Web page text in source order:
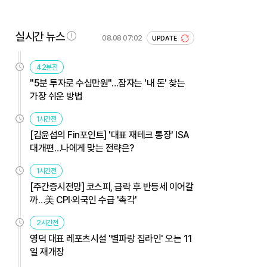
실시간 뉴스 08.08 07:02 UPDATE
42분전
"5분 투자로 수십만원"…잠자는 '내 돈' 찾는
가장 쉬운 방법
1시간전
[김윤섭의 Fin포인트] '대표 재테크 통장' ISA
대개편…나에게 맞는 전략은?
1시간전
[주간증시전망] 코스피, 급락 후 반등세 이어갈
까…美 CPI·외국인 수급 '촉각'
2시간전
영덕 대표 레포츠시설 '별파랑 집라인' 오는 11
일 재개장